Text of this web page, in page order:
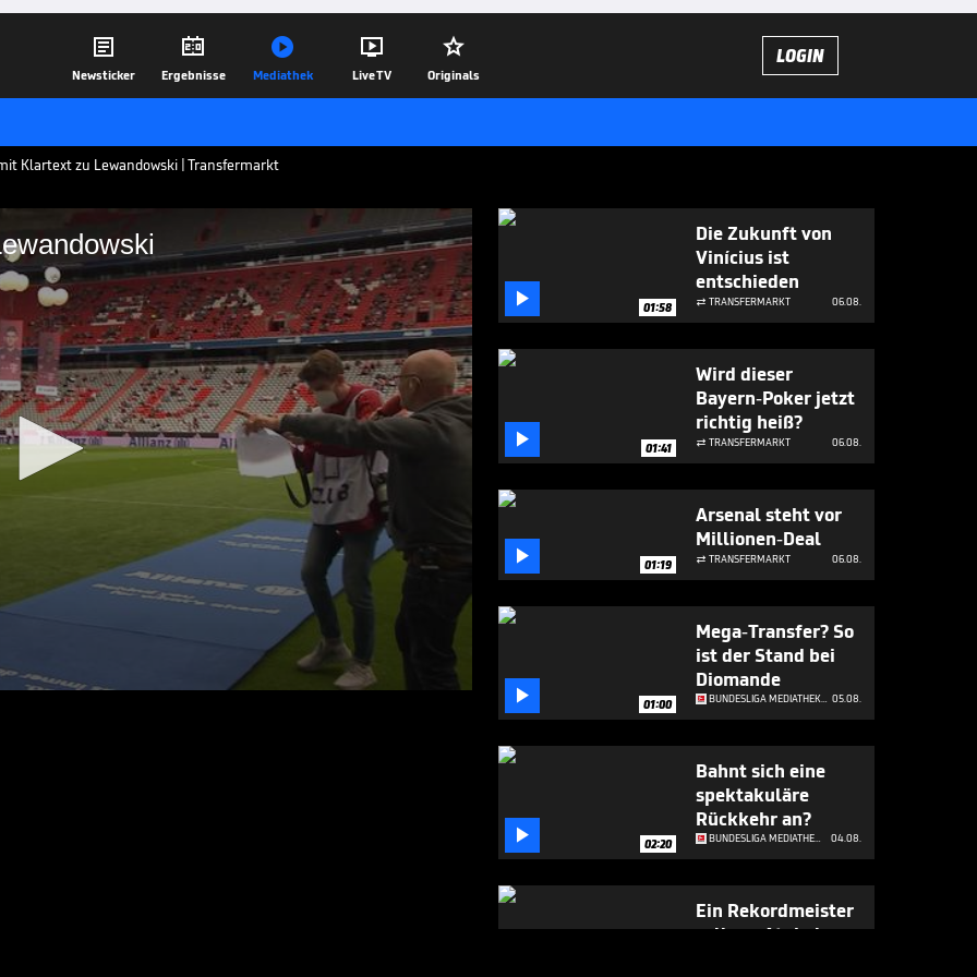

Newsticker

Ergebnisse

Mediathek

Live TV

Originals
LOGIN
Klartext zu Lewandowski | Transfermarkt
zu Lewandowski
Gerüchte um Robert
Coach Julian Nagelsmann jetzt dazu
07.09.21
 01:58
Die Zukunft von
Vinícius ist
entschieden
 TRANSFERMARKT 06.08.
 01:41
Wird dieser
Bayern-Poker jetzt
richtig heiß?
 TRANSFERMARKT 06.08.
 01:19
Arsenal steht vor
Millionen-Deal
 TRANSFERMARKT 06.08.
 01:00
Mega-Transfer? So
ist der Stand bei
Diomande
BUNDESLIGA MEDIATHEK HIGHLIGHTS 05.08.
 02:20
Bahnt sich eine
spektakuläre
Rückkehr an?
BUNDESLIGA MEDIATHEK HIGHLIGHTS 04.08.
Ein Rekordmeister
soll um Atubolu